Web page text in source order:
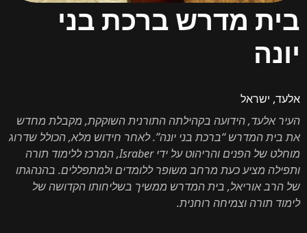
מדרש ברכת בני
הידועה בקהילתה התורנית השוקקת, מקבלת מחדש
“ברכת בני יונה”. לאחר חידוש מלא, הכולל שדרוג
מוחלט של הפנים והריהוט על ידי Israber, המרכז ללימוד תורה
כעת מרחב משופר ללומדים ולמתפללים. בהנהגתו
בית המדרש ממשיך בשליחותו הקדושה של
וצמיחה רוחנית.